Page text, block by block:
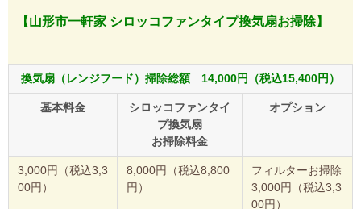
【山形市一軒家 シロッコファンタイプ換気扇お掃除】
換気扇（レンジフード）掃除総額 14,000円（税込15,400円）
基本料金
シロッコファンタイ
プ換気扇
お掃除料金
オプション
3,000円（税込3,3
00円）
8,000円（税込8,800
円）
フィルターお掃除
3,000円（税込3,3
00円）